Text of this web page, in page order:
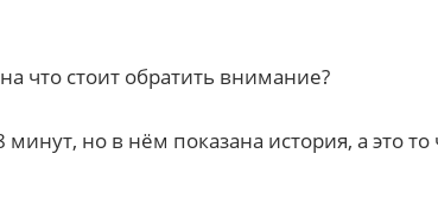
что стоит обратить внимание?
но в нём показана история, а это то